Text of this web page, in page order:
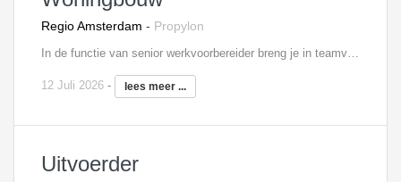
Regio Amsterdam - Propylon
In de functie van senior werkvoorbereider breng je in teamverband woningbouwprojecten tot uitvoer. Hierbij coach je eventueel de werkvoorbereiders binnen het projectteam en stuur je hen aan. Je bent verantwoordelijk voor de tijdige totstandkoming en distributie van (productie)tekeningen. Hiertoe signaleer je meer- en minderwerk, waarover je rapporteert binnen het uitvoeringsteam. Verder maakt je deelschema's en bereken je hoeveelheden ten behoeve van bestellingen en verrekeningen met toeleveranciers. Je stelt registraties op ten aanzien van werkmethoden, manuren, productievoortgang en werkprestaties. Tot slot biedt je de uitvoerder ondersteuning bij de technisch / administratieve werkzaamheden ten behoeve van de kostenbewaking.
12 Juli 2026 - lees meer ...
Uitvoerder